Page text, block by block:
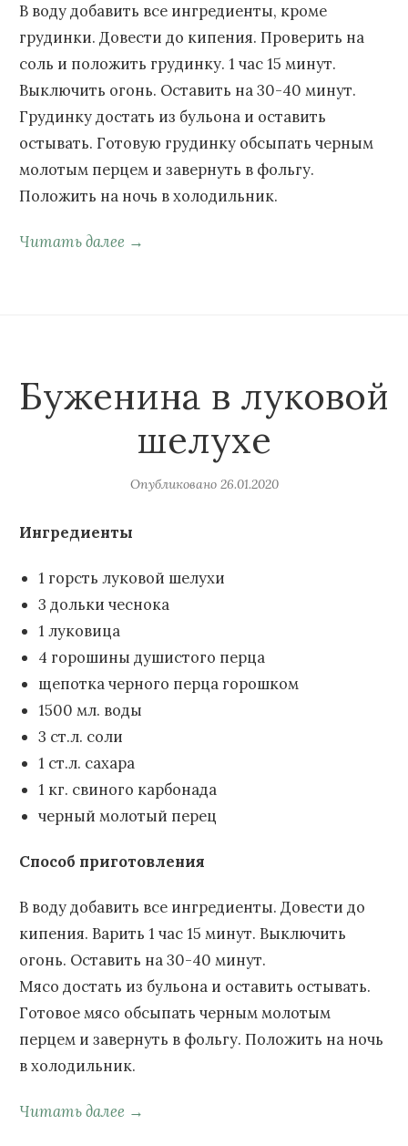
В воду добавить все ингредиенты, кроме
грудинки. Довести до кипения. Проверить на
соль и положить грудинку. 1 час 15 минут.
Выключить огонь. Оставить на 30-40 минут.
Грудинку достать из бульона и оставить
остывать. Готовую грудинку обсыпать черным
молотым перцем и завернуть в фольгу.
Положить на ночь в холодильник.
Читать далее →
Буженина в луковой
шелухе
Опубликовано 26.01.2020
Ингредиенты
1 горсть луковой шелухи
3 дольки чеснока
1 луковица
4 горошины душистого перца
щепотка черного перца горошком
1500 мл. воды
3 ст.л. соли
1 ст.л. сахара
1 кг. свиного карбонада
черный молотый перец
Способ приготовления
В воду добавить все ингредиенты. Довести до
кипения. Варить 1 час 15 минут. Выключить
огонь. Оставить на 30-40 минут.
Мясо достать из бульона и оставить остывать.
Готовое мясо обсыпать черным молотым
перцем и завернуть в фольгу. Положить на ночь
в холодильник.
Читать далее →